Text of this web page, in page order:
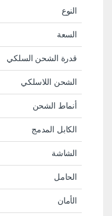
النوع
السعة
قدرة الشحن السلكي
الشحن اللاسلكي
أنماط الشحن
الكابل المدمج
الشاشة
الحامل
الأمان